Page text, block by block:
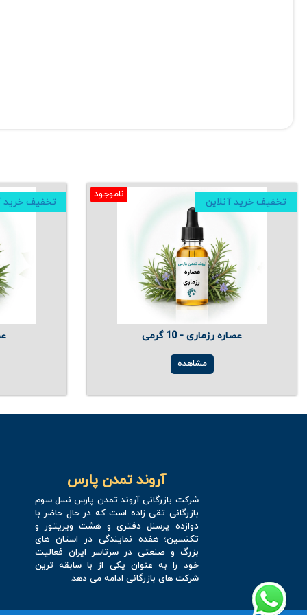
تخفیف خرید
ناموجود
تخفیف خرید آنلاین
عصاره رزماری - 10 گرمی
مشاهده
آروند تمدن پارس
شرکت بازرگانی آروند تمدن پارس نسل سوم
بازرگانی تقی زاده است که در حال حاضر با
دوازده پرسنل دفتری و هشت ویزیتور و
تکنسین؛ هفده نمایندگی در استان های
بزرگ و صنعتی در سرتاسر ایران فعالیت
خود را به عنوان یکی از با سابقه ترین
شرکت های بازرگانی ادامه می دهد.